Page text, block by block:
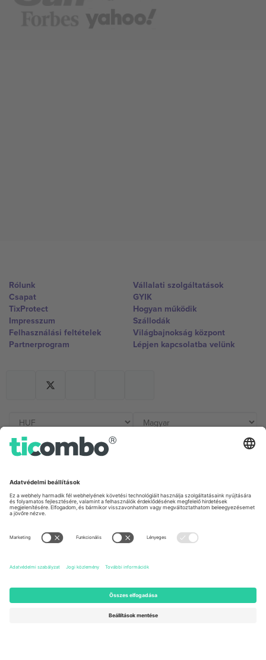
Rólunk
Csapat
TixProtect
Impresszum
Felhasználási feltételek
Partnerprogram
Vállalati szolgáltatások
GYIK
Hogyan működik
Szállodák
Világbajnokság központ
Lépjen kapcsolatba velünk
Germany
Unter den Linden 24, 10117
Berlin, Germany
United Kingdom
167 City Road, London, Greater
Newark, Delaware 19713, United
States
Engelberg, Switzerland